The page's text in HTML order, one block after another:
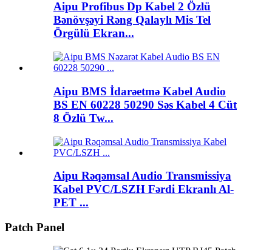
Aipu Profibus Dp Kabel 2 Özlü
Bənövşəyi Rəng Qalaylı Mis Tel
Örgülü Ekran...
Aipu BMS İdarəetmə Kabel Audio
BS EN 60228 50290 Səs Kabel 4 Cüt
8 Özlü Tw...
Aipu Rəqəmsal Audio Transmissiya
Kabel PVC/LSZH Fərdi Ekranlı Al-
PET ...
Patch Panel